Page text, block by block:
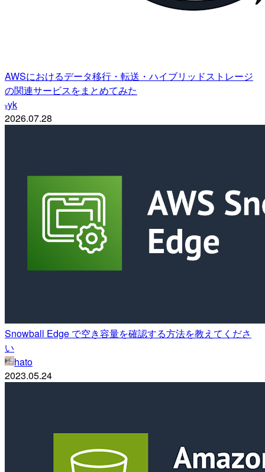
AWSにおけるデータ移行・転送・ハイブリッドストレージ
の関連サービスをまとめてみた
yyk
2026.07.28
Snowball Edge で空き容量を確認する方法を教えてくださ
い
hato
2023.05.24